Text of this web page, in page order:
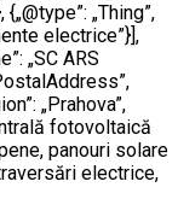
„Thing”,
electrice”}],
„SC ARS
„Prahova”,
fotovoltaică
panouri solare
electrice,